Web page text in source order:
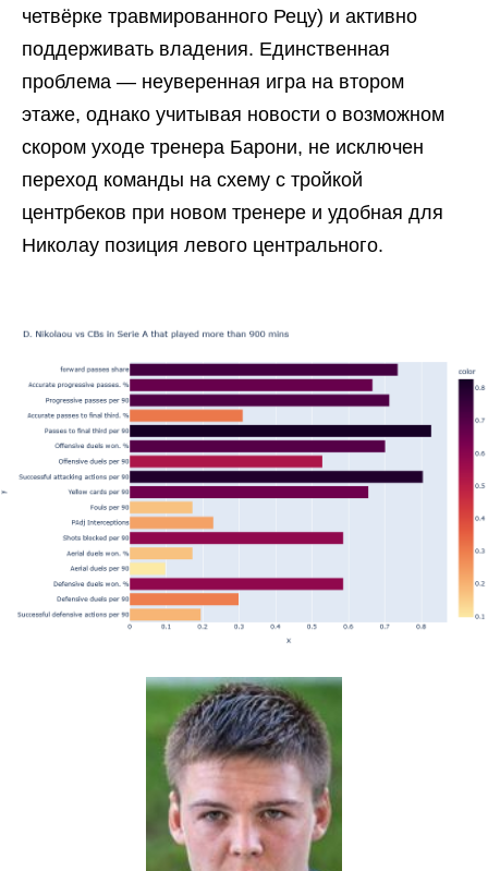
четвёрке травмированного Рецу) и активно
поддерживать владения. Единственная
проблема — неуверенная игра на втором
этаже, однако учитывая новости о возможном
скором уходе тренера Барони, не исключен
переход команды на схему с тройкой
центрбеков при новом тренере и удобная для
Николау позиция левого центрального.